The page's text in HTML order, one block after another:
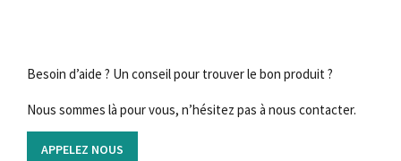
Besoin d’aide ? Un conseil pour trouver le bon produit ?
Nous sommes là pour vous, n’hésitez pas à nous contacter.
APPELEZ NOUS